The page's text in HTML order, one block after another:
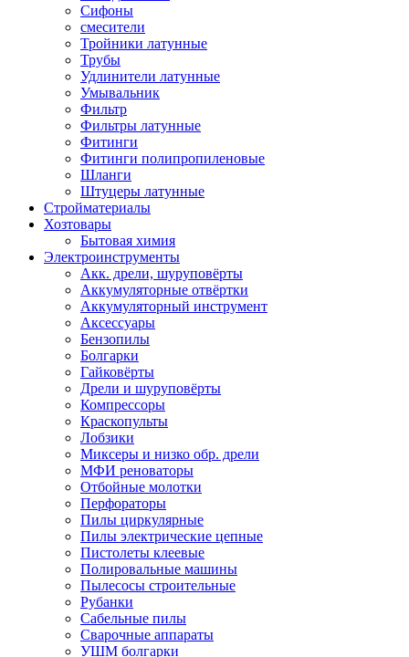
Сифоны
смесители
Тройники латунные
Трубы
Удлинители латунные
Умывальник
Фильтр
Фильтры латунные
Фитинги
Фитинги полипропиленовые
Шланги
Штуцеры латунные
Стройматериалы
Хозтовары
Бытовая химия
Электроинструменты
Акк. дрели, шуруповёрты
Аккумуляторные отвёртки
Аккумуляторный инструмент
Аксессуары
Бензопилы
Болгарки
Гайковёрты
Дрели и шуруповёрты
Компрессоры
Краскопульты
Лобзики
Миксеры и низко обр. дрели
МФИ реноваторы
Отбойные молотки
Перфораторы
Пилы циркулярные
Пилы электрические цепные
Пистолеты клеевые
Полировальные машины
Пылесосы строительные
Рубанки
Сабельные пилы
Сварочные аппараты
УШМ болгарки